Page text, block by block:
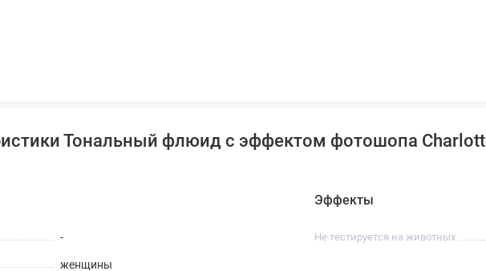
Тональный флюид с эффектом фотошопа
-
женщины
Эффекты
Не тестируется на животных